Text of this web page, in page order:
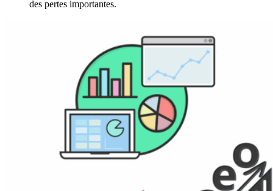
des pertes importantes.